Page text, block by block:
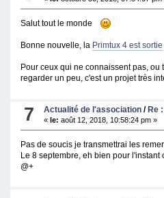
Salut tout le monde
Bonne nouvelle, la Primtux 4 est sortie
Pour ceux qui ne connaissent pas,
regarder un peu, c'est un projet très
7 Actualité de l'association /Re
«le: août 12, 2018, 10:58:24 pm »
Pas de soucis je transmettrai les
Le 8 septembre, eh bien pour l'instant
@+